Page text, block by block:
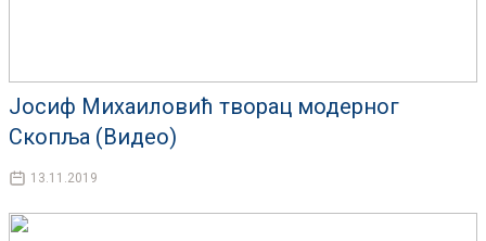
Јосиф Михаиловић творац модерног
Скопља (Видео)
13.11.2019